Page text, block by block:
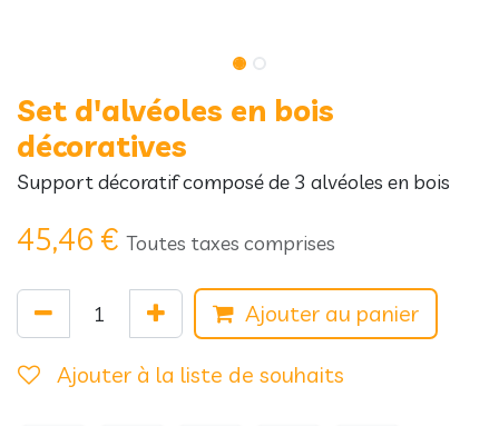
Set d'alvéoles en bois
décoratives
Support décoratif composé de 3 alvéoles en bois
45,46 € Toutes taxes comprises
Ajouter au panier
Ajouter à la liste de souhaits